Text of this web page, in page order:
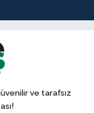
ve tarafsız